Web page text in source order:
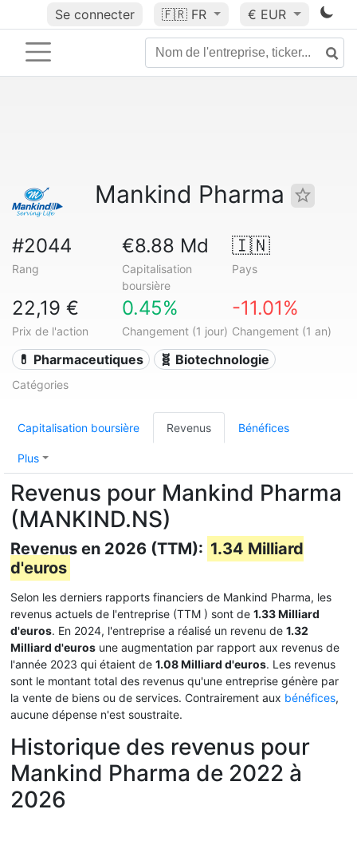
Se connecter 🇫🇷 FR € EUR
Mankind Pharma
#2044
Rang
€8.88 Md
Capitalisation
boursière
🇮🇳
Pays
22,19 €
Prix de l'action
0.45%
Changement (1 jour)
-11.01%
Changement (1 an)
💊 Pharmaceutiques 🧬 Biotechnologie
Catégories
Capitalisation boursière Revenus Bénéfices
Plus
Revenus pour Mankind Pharma
(MANKIND.NS)
Revenus en 2026 (TTM): 1.34 Milliard
d'euros
Selon les derniers rapports financiers de Mankind Pharma, les
revenus actuels de l'entreprise (TTM ) sont de 1.33 Milliard
d'euros. En 2024, l'entreprise a réalisé un revenu de 1.32
Milliard d'euros une augmentation par rapport aux revenus de
l'année 2023 qui étaient de 1.08 Milliard d'euros. Les revenus
sont le montant total des revenus qu'une entreprise génère par
la vente de biens ou de services. Contrairement aux bénéfices,
aucune dépense n'est soustraite.
Historique des revenus pour
Mankind Pharma de 2022 à
2026